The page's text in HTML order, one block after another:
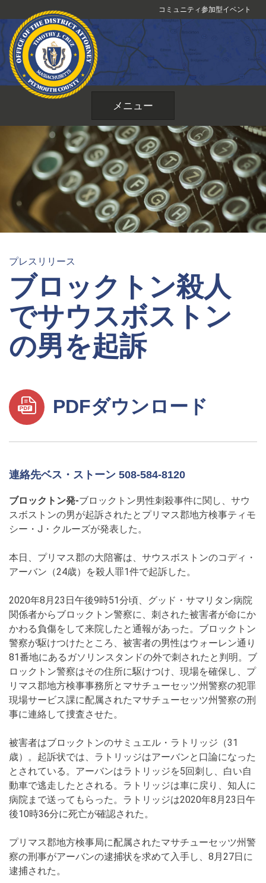
ン
テ
ツ
コミュニティ参加型イベント
メニュー
プレスリリース
ブロックトン殺人
でサウスボストン
の男を起訴
PDFダウンロード
連絡先ベス・ストーン 508-584-8120
ブロックトン発-ブロックトン男性刺殺事件に関し、サウ
スボストンの男が起訴されたとプリマス郡地方検事ティモ
シー・J・クルーズが発表した。
本日、プリマス郡の大陪審は、サウスボストンのコディ・
アーバン（24歳）を殺人罪1件で起訴した。
2020年8月23日午後9時51分頃、グッド・サマリタン病院
関係者からブロックトン警察に、刺された被害者が命にか
かわる負傷をして来院したと通報があった。ブロックトン
警察が駆けつけたところ、被害者の男性はウォーレン通り
81番地にあるガソリンスタンドの外で刺されたと判明。ブ
ロックトン警察はその住所に駆けつけ、現場を確保し、プ
リマス郡地方検事事務所とマサチューセッツ州警察の犯罪
現場サービス課に配属されたマサチューセッツ州警察の刑
事に連絡して捜査させた。
被害者はブロックトンのサミュエル・ラトリッジ（31
歳）。起訴状では、ラトリッジはアーバンと口論になった
とされている。アーバンはラトリッジを5回刺し、白い自
動車で逃走したとされる。ラトリッジは車に戻り、知人に
病院まで送ってもらった。ラトリッジは2020年8月23日午
後10時36分に死亡が確認された。
プリマス郡地方検事局に配属されたマサチューセッツ州警
察の刑事がアーバンの逮捕状を求めて入手し、8月27日に
逮捕された。